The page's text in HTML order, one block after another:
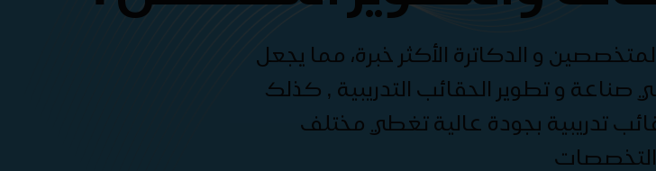
و الدكاترة الأكثر خبرة، مما يجعل
و تطوير الحقائب التدريبية , كذلك
تدريبية بجودة عالية تغطي مختلف
التخصصات